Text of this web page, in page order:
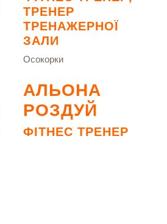
ТРЕНЕР
ТРЕНАЖЕРНОЇ
ЗАЛИ
Осокорки
АЛЬОНА
РОЗДУЙ
ФІТНЕС ТРЕНЕР